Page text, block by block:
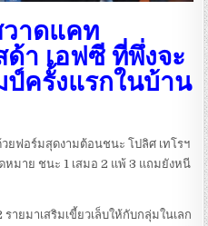
าดแคท
า เอฟซี ที่พึ่งจะ
ครั้งแรกในบ้าน
ยฟอร์มสุดงามต้อนชนะ โปลิศ เทโรฯ
มาย ชนะ 1 เสมอ 2 แพ้ 3 แถมยังหนี
ายมาเสริมเขี้ยวเล็บให้กับกลุ่มในเลก